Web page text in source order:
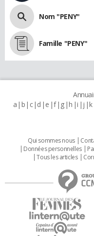
Nom "PENY"
Famille "PENY"
a b c d e f g h i j k
Qui sommes nous
Données personnelles
Tous les articles